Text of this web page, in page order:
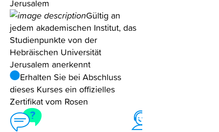
Jerusalem
Gültig an
jedem akademischen Institut, das
Studienpunkte von der
Hebräischen Universität
Jerusalem anerkennt
Erhalten Sie bei Abschluss
dieses Kurses ein offizielles
Zertifikat vom Rosen